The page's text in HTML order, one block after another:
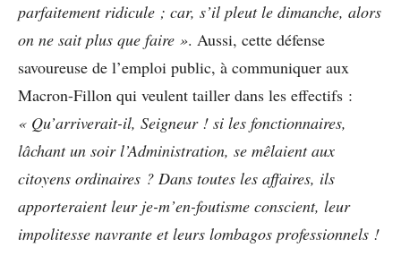
parfaitement ridicule ; car, s’il pleut le dimanche, alors
on ne sait plus que faire ». Aussi, cette défense
savoureuse de l’emploi public, à communiquer aux
Macron-Fillon qui veulent tailler dans les effectifs :
« Qu’arriverait-il, Seigneur ! si les fonctionnaires,
lâchant un soir l’Administration, se mêlaient aux
citoyens ordinaires ? Dans toutes les affaires, ils
apporteraient leur je-m’en-foutisme conscient, leur
impolitesse navrante et leurs lombagos professionnels !